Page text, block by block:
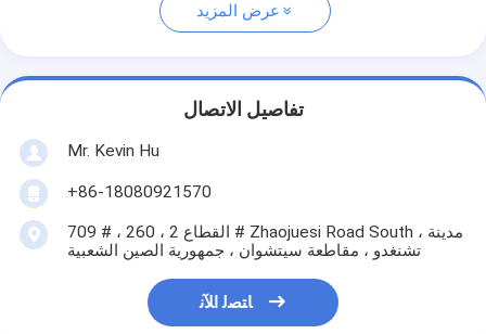
عرض المزيد
تفاصيل الاتصال
Mr. Kevin Hu
+86-18080921570
709 # ، القطاع 2 ، 260 # Zhaojuesi Road South ، مدينة
تشنغدو ، مقاطعة سيتشوان ، جمهورية الصين الشعبية
ﺎﺘﺼﻟ ﺍﻶﻧ